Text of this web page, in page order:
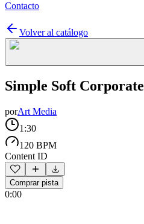
Contacto
Volver al catálogo
Simple Soft Corporate
porArt Media
1:30
120 BPM
Content ID
Comprar pista
0:00